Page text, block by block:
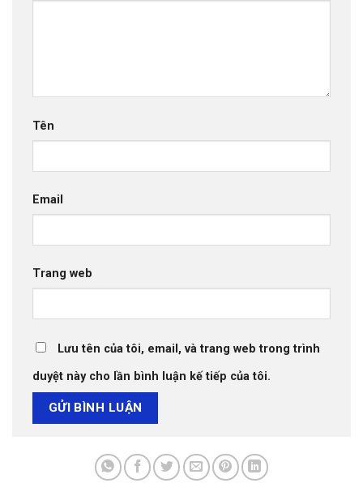
Tên
Email
Trang web
Lưu tên của tôi, email, và trang web trong trình
duyệt này cho lần bình luận kế tiếp của tôi.